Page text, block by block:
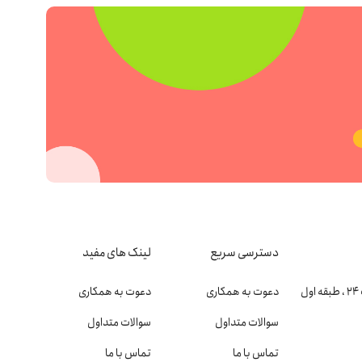
دسترسی سریع
دعوت به همکاری
سوالات متداول
تماس با ما
لینک های مفید
دعوت به همکاری
سوالات متداول
تماس با ما